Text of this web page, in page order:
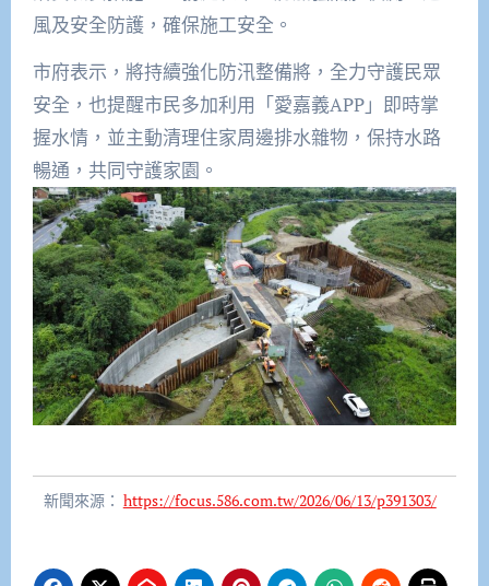
風及安全防護，確保施工安全。
市府表示，將持續強化防汛整備將，全力守護民眾
安全，也提醒市民多加利用「愛嘉義APP」即時掌
握水情，並主動清理住家周邊排水雜物，保持水路
暢通，共同守護家園。
新聞來源： https://focus.586.com.tw/2026/06/13/p391303/